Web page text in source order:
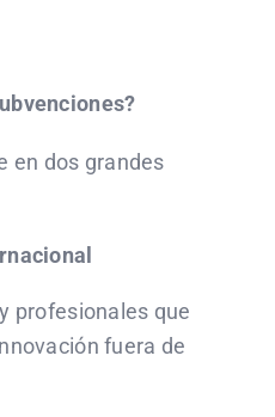
en dos grandes
profesionales que
fuera de